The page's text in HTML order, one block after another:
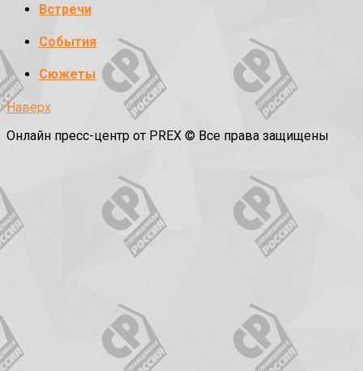
Встречи
События
Сюжеты
Наверх
Онлайн пресс-центр от PREX © Все права защищены